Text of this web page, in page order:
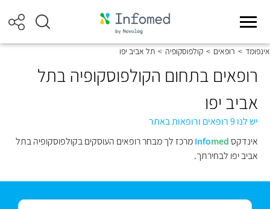
אינפומד > רופאים > קולפוסקופיה > תל אביב יפו
רופאים בתחום הקולפוסקופיה בתל
אביב יפו
יש לנו 9 רופאים ורופאות באתר
אינדקס
Infomed
מרכז לך מבחר רופאים העוסקים בקולפוסקופיה בתל
אביב יפו לבחירתך.